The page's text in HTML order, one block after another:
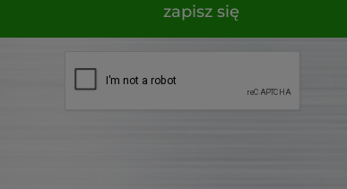
zapisz się